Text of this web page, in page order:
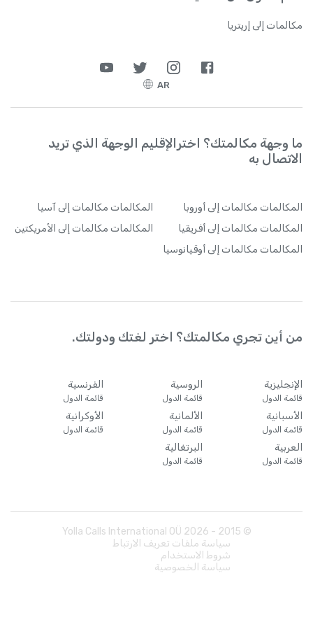
مكالمات إلى إريتريا
AR
ما وجهة مكالمتك؟ اخترالإقليم الوجهة الذي تريد
الاتصال به
المكالمات مكالمات إلى أوروبا المكالمات مكالمات إلى آسيا
المكالمات مكالمات إلى أفريقيا المكالمات مكالمات إلى الأمريكتين
المكالمات مكالمات إلى أوقيانوسيا
من أين تجري مكالمتك؟ اختر لغتك ودولتك.
الإنجليزية
قائمة الدول
الروسية
قائمة الدول
الفرنسية
قائمة الدول
الأسبانية
قائمة الدول
الألمانية
قائمة الدول
الأوكرانية
قائمة الدول
العربية
قائمة الدول
البرتغالية
قائمة الدول
© 2015 -
2026
سياسة ملفات تعريف الارتباط
شروط الاستخدام
سياسة الخصوصية